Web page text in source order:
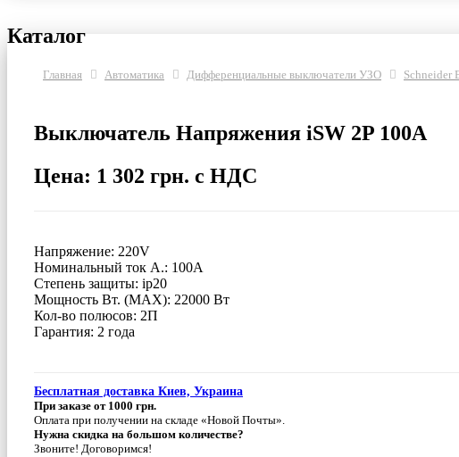
Каталог
Главная Автоматика Дифференциальные выключатели УЗО Schneider
Выключатель Напряжения iSW 2P 100A
Цена: 1 302 грн. с НДС
Напряжение: 220V
Номинальный ток А.: 100A
Степень защиты: ip20
Мощность Вт. (МАХ): 22000 Вт
Кол-во полюсов: 2П
Гарантия: 2 года
Бесплатная доставка Киев, Украина
При заказе от 1000 грн.
Оплата при получении на складе «Новой Почты».
Нужна скидка на большом количестве?
Звоните! Договоримся!